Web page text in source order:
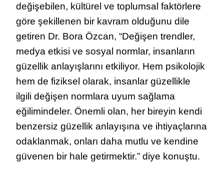
değişebilen, kültürel ve toplumsal faktörlere
göre şekillenen bir kavram olduğunu dile
getiren Dr. Bora Özcan, “Değişen trendler,
medya etkisi ve sosyal normlar, insanların
güzellik anlayışlarını etkiliyor. Hem psikolojik
hem de fiziksel olarak, insanlar güzellikle
ilgili değişen normlara uyum sağlama
eğilimindeler. Önemli olan, her bireyin kendi
benzersiz güzellik anlayışına ve ihtiyaçlarına
odaklanmak, onları daha mutlu ve kendine
güvenen bir hale getirmektir.” diye konuştu.